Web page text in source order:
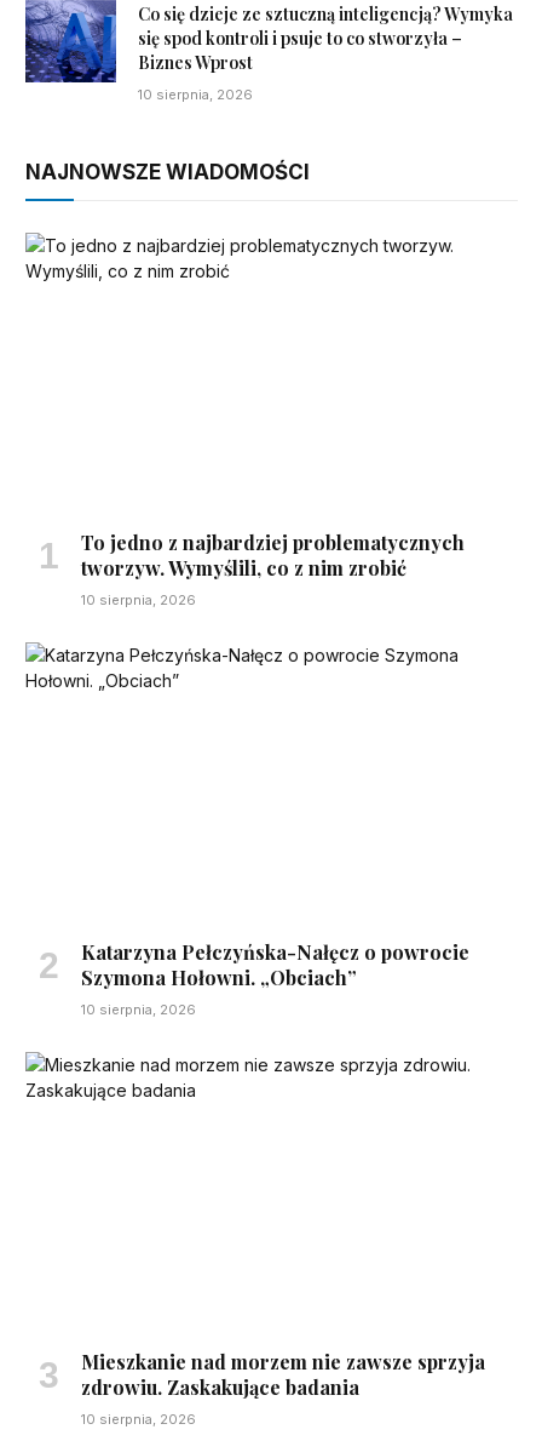
Co się dzieje ze sztuczną inteligencją? Wymyka
się spod kontroli i psuje to co stworzyła –
Biznes Wprost
10 sierpnia, 2026
NAJNOWSZE WIADOMOŚCI
To jedno z najbardziej problematycznych
tworzyw. Wymyślili, co z nim zrobić
10 sierpnia, 2026
Katarzyna Pełczyńska-Nałęcz o powrocie
Szymona Hołowni. „Obciach”
10 sierpnia, 2026
Mieszkanie nad morzem nie zawsze sprzyja
zdrowiu. Zaskakujące badania
10 sierpnia, 2026